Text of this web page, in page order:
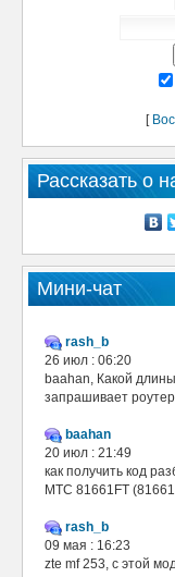
[
Рассказать о
Мини-чат
rash_b
26 июл : 06:20
baahan, Какой
запрашивает
baahan
20 июл : 21:49
как получить код
МТС 81661FT
rash_b
09 мая : 16:23
zte mf 253, с этой